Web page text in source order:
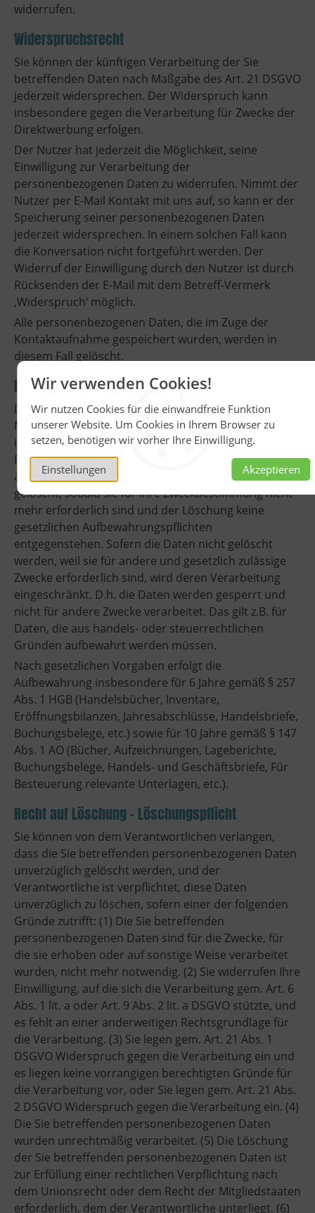
Wir verwenden Cookies!
Wir nutzen Cookies für die einwandfreie Funktion
unserer Website. Um Cookies in Ihrem Browser zu
setzen, benötigen wir vorher Ihre Einwilligung.
Einstellungen Akzeptieren
widerrufen.
Widerspruchsrecht
Sie können der künftigen Verarbeitung der Sie
betreffenden Daten nach Maßgabe des Art. 21 DSGVO
jederzeit widersprechen. Der Widerspruch kann
insbesondere gegen die Verarbeitung für Zwecke der
Direktwerbung erfolgen.
Der Nutzer hat jederzeit die Möglichkeit, seine
Einwilligung zur Verarbeitung der
personenbezogenen Daten zu widerrufen. Nimmt der
Nutzer per E-Mail Kontakt mit uns auf, so kann er der
Speicherung seiner personenbezogenen Daten
jederzeit widersprechen. In einem solchen Fall kann
die Konversation nicht fortgeführt werden. Der
Widerruf der Einwilligung durch den Nutzer ist durch
Rücksenden der E-Mail mit dem Betreff-Vermerk
‚Widerspruch‘ möglich.
Alle personenbezogenen Daten, die im Zuge der
Kontaktaufnahme gespeichert wurden, werden in
diesem Fall gelöscht.
Löschung von Daten
Die von uns verarbeiteten Daten werden nach
Maßgabe der Art. 17 und 18 DSGVO gelöscht oder in
ihrer Verarbeitung eingeschränkt. Sofern nicht im
Rahmen dieser Datenschutzerklärung ausdrücklich
angegeben, werden die bei uns gespeicherten Daten
gelöscht, sobald sie für ihre Zweckbestimmung nicht
mehr erforderlich sind und der Löschung keine
gesetzlichen Aufbewahrungspflichten
entgegenstehen. Sofern die Daten nicht gelöscht
werden, weil sie für andere und gesetzlich zulässige
Zwecke erforderlich sind, wird deren Verarbeitung
eingeschränkt. D.h. die Daten werden gesperrt und
nicht für andere Zwecke verarbeitet. Das gilt z.B. für
Daten, die aus handels- oder steuerrechtlichen
Gründen aufbewahrt werden müssen.
Nach gesetzlichen Vorgaben erfolgt die
Aufbewahrung insbesondere für 6 Jahre gemäß § 257
Abs. 1 HGB (Handelsbücher, Inventare,
Eröffnungsbilanzen, Jahresabschlüsse, Handelsbriefe,
Buchungsbelege, etc.) sowie für 10 Jahre gemäß § 147
Abs. 1 AO (Bücher, Aufzeichnungen, Lageberichte,
Buchungsbelege, Handels- und Geschäftsbriefe, Für
Besteuerung relevante Unterlagen, etc.).
Recht auf Löschung - Löschungspflicht
Sie können von dem Verantwortlichen verlangen,
dass die Sie betreffenden personenbezogenen Daten
unverzüglich gelöscht werden, und der
Verantwortliche ist verpflichtet, diese Daten
unverzüglich zu löschen, sofern einer der folgenden
Gründe zutrifft: (1) Die Sie betreffenden
personenbezogenen Daten sind für die Zwecke, für
die sie erhoben oder auf sonstige Weise verarbeitet
wurden, nicht mehr notwendig. (2) Sie widerrufen Ihre
Einwilligung, auf die sich die Verarbeitung gem. Art. 6
Abs. 1 lit. a oder Art. 9 Abs. 2 lit. a DSGVO stützte, und
es fehlt an einer anderweitigen Rechtsgrundlage für
die Verarbeitung. (3) Sie legen gem. Art. 21 Abs. 1
DSGVO Widerspruch gegen die Verarbeitung ein und
es liegen keine vorrangigen berechtigten Gründe für
die Verarbeitung vor, oder Sie legen gem. Art. 21 Abs.
2 DSGVO Widerspruch gegen die Verarbeitung ein. (4)
Die Sie betreffenden personenbezogenen Daten
wurden unrechtmäßig verarbeitet. (5) Die Löschung
der Sie betreffenden personenbezogenen Daten ist
zur Erfüllung einer rechtlichen Verpflichtung nach
dem Unionsrecht oder dem Recht der Mitgliedstaaten
erforderlich, dem der Verantwortliche unterliegt. (6)